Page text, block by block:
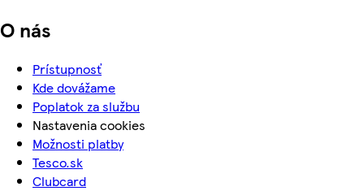
O nás
Prístupnosť
Kde dovážame
Poplatok za službu
Nastavenia cookies
Možnosti platby
Tesco.sk
Clubcard